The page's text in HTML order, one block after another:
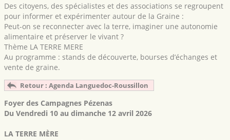
Des citoyens, des spécialistes et des associations se regroupent
pour informer et expérimenter autour de la Graine :
Peut-on se reconnecter avec la terre, imaginer une autonomie
alimentaire et préserver le vivant ?
Thème LA TERRE MERE
Au programme : stands de découverte, bourses d’échanges et
vente de graine.
Retour : Agenda Languedoc-Roussillon
Foyer des Campagnes Pézenas
Du Vendredi 10 au dimanche 12 avril 2026
LA TERRE MÈRE